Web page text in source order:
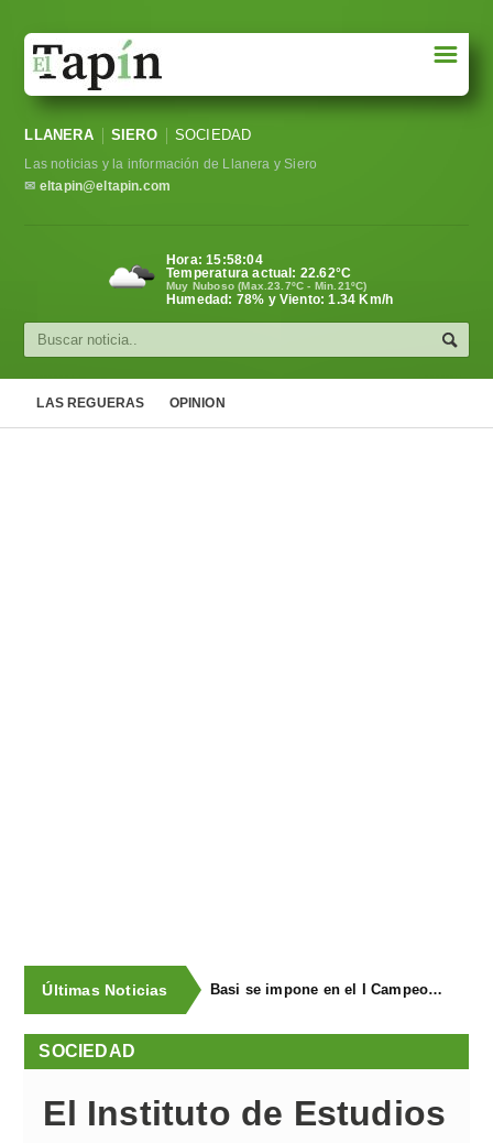
Sociedad
Política
Cultura
☰
LLANERA SIERO SOCIEDAD
Las noticias y la información de Llanera y Siero
✉ eltapin@eltapin.com
Hora:15:58:06
Temperatura actual: 22.62°C
Muy Nuboso (Max.23.7ºC - Min.21ºC)
Humedad: 78% y Viento: 1.34 Km/h
LAS REGUERAS OPINION
Últimas Noticias Basi se impone en el I Campeonato de Lanzamiento de Fardos de La Vega
SOCIEDAD
El Instituto de Estudios